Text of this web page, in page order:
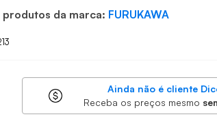
produtos da marca: FURUKAWA
Ainda não é cliente
Receba os preços mesmo